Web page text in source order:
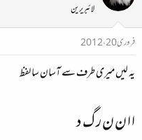
لائبریرین
فروری 20، 2012
یہ لیں میری طرف سے آسان سا لفظ
ا ا ن ن ر گ د